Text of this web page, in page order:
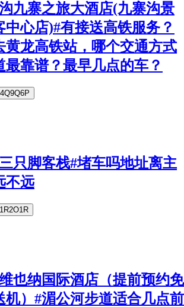
九寨之旅大酒店(九寨沟景
中心店)#有接送高铁服务？
黄龙高铁站，哪个交通方式
最靠谱？最早几点的车？
只脚客栈#堵车吗地址离主
不远
也纳国际酒店（提前预约免
机）#湄公河步道适合几点前